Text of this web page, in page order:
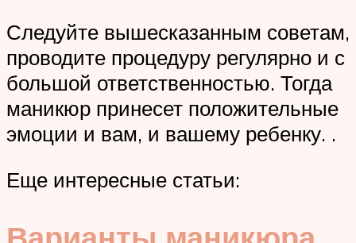
Следуйте вышесказанным советам,
проводите процедуру регулярно и с
большой ответственностью. Тогда
маникюр принесет положительные
эмоции и вам, и вашему ребенку. .
Еще интересные статьи: